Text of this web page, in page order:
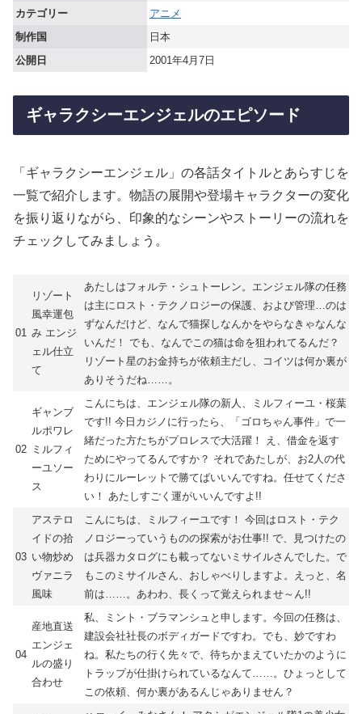
カテゴリー
アニメ
制作国
日本
公開日
2001年4月7日
ギャラクシーエンジェルのエピソード
「ギャラクシーエンジェル」の各話タイトルとあらすじを
一覧で紹介します。物語の展開や登場キャラクターの変化
を振り返りながら、印象的なシーンやストーリーの流れを
チェックしてみましょう。
01
リゾート
風幸運包
み エンジ
ェル仕立
て
あたしはフォルテ・シュトーレン。エンジェル隊の任務
は主にロスト・テクノロジーの保護、および管理…のは
ずなんだけど、なんで猫探しなんかをやらなきゃなんな
いんだ！ でも、なんでこの猫は命を狙われてるんだ？
リゾート星のお金持ちが依頼主だし、コイツは何か裏が
ありそうだね……。
02
ギャンブ
ルポワレ
ミルフィ
ーユソー
ス
こんにちは、エンジェル隊の新人、ミルフィーユ・桜葉
です!! 今日カジノに行ったら、「ゴロちゃん事件」で一
緒だった方たちがプロレスで大活躍！ え、借金を返す
ためにやってるんですか？ それであたしが、お2人の代
わりにルーレットで勝てばいいんですね。任せてくださ
い！ あたしすごく運がいいんですよ!!
03
アステロ
イドの拾
い物炒め
ヴァニラ
風味
こんにちは、ミルフィーユです！ 今回はロスト・テク
ノロジーっていうものの探索がお仕事!! で、見つけたの
は兵器カタログにも載ってないミサイルさんでした。で
もこのミサイルさん、おしゃべりしますよ。えっと、名
前は……。あわわ、長くって覚えられませ～ん!!
04
産地直送
エンジェ
ルの盛り
合わせ
私、ミント・ブラマンシュと申します。今回の任務は、
建設会社社長のボディガードですわ。でも、妙ですわ
ね。私たちの行く先々で、待ちかまえていたかのように
トラップが仕掛けられているなんて……。ひょっとして
この依頼、何か裏があるんじゃありません？